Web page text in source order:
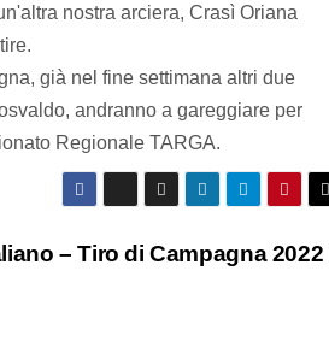
nostra arciera, Crasì Oriana
già nel fine settimana altri due
andranno a gareggiare per
Regionale TARGA.
– Tiro di Campagna 2022